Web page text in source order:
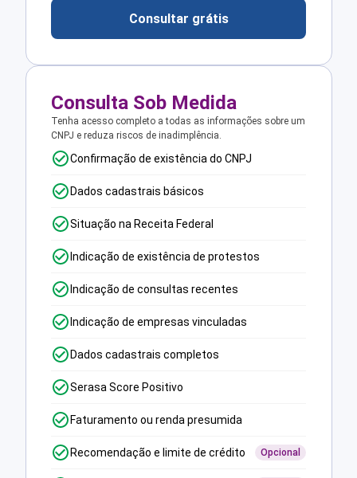
Consultar grátis
Consulta Sob Medida
Tenha acesso completo a todas as informações sobre um
CNPJ e reduza riscos de inadimplência.
Confirmação de existência do CNPJ
Dados cadastrais básicos
Situação na Receita Federal
Indicação de existência de protestos
Indicação de consultas recentes
Indicação de empresas vinculadas
Dados cadastrais completos
Serasa Score Positivo
Faturamento ou renda presumida
Recomendação e limite de crédito Opcional